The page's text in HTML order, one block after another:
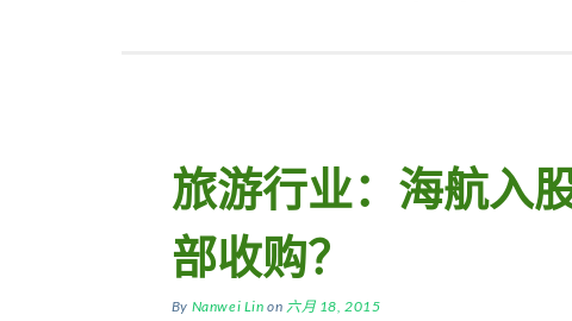
旅游行业：海航入
部收购？
By Nanwei Lin on 六月 18, 2015